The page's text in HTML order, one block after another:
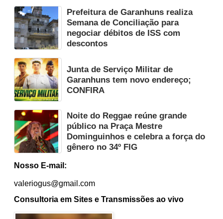
Prefeitura de Garanhuns realiza
Semana de Conciliação para
negociar débitos de ISS com
descontos
Junta de Serviço Militar de
Garanhuns tem novo endereço;
CONFIRA
Noite do Reggae reúne grande
público na Praça Mestre
Dominguinhos e celebra a força do
gênero no 34º FIG
Nosso E-mail:
valeriogus@gmail.com
Consultoria em Sites e Transmissões ao vivo